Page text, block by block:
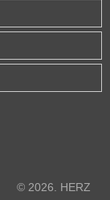
© 2026. HERZ